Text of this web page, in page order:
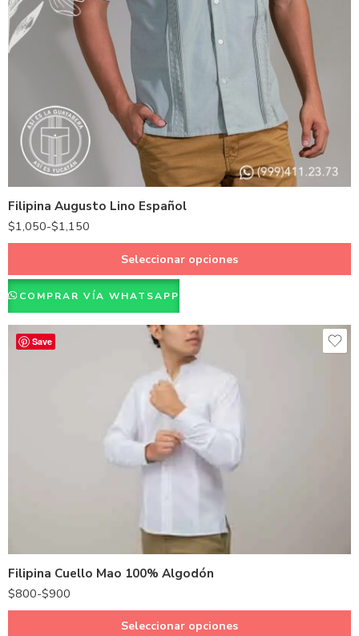
Filipina Augusto Lino Español
$1,050-$1,150
Naranja
Verde
Seleccionar opciones
COMPRAR VÍA WHATSAPP
Save
Filipina Cuello Mao 100% Algodón
$800-$900
Seleccionar opciones